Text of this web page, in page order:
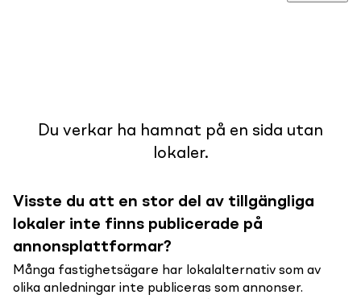
Du verkar ha hamnat på en sida utan
lokaler.
Visste du att en stor del av tillgängliga
lokaler inte finns publicerade på
annonsplattformar?
Många fastighetsägare har lokalalternativ som av
olika anledningar inte publiceras som annonser.